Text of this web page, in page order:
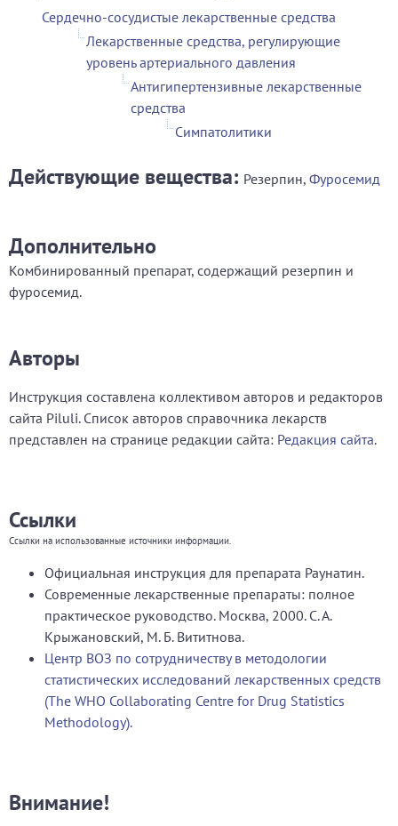
Сердечно-сосудистые лекарственные средства
Лекарственные средства, регулирующие
уровень артериального давления
Антигипертензивные лекарственные
средства
Симпатолитики
Действующие вещества: Резерпин, Фуросемид
Дополнительно
Комбинированный препарат, содержащий резерпин и
фуросемид.
Авторы
Инструкция составлена коллективом авторов и редакторов
сайта Piluli. Список авторов справочника лекарств
представлен на странице редакции сайта: Редакция сайта.
Ссылки
Ссылки на использованные источники информации.
Официальная инструкция для препарата Раунатин.
Современные лекарственные препараты: полное
практическое руководство. Москва, 2000. С. А.
Крыжановский, М. Б. Вититнова.
Центр ВОЗ по сотрудничеству в методологии
статистических исследований лекарственных средств
(The WHO Collaborating Centre for Drug Statistics
Methodology).
Внимание!